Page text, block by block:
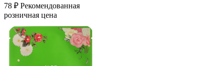
78 ₽ Рекомендованная
розничная цена